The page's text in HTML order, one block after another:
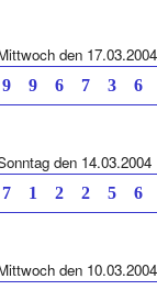
den 17.03.2004
9 9 6 7 3
den 14.03.2004
7 1 2 2 5
den 10.03.2004